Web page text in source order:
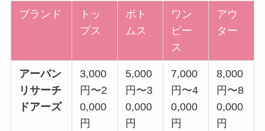
ブランド
トッ
プス
ボト
ムス
ワン
ピー
ス
アウ
ター
アーバン
リサーチ
ドアーズ
3,000
円〜2
0,000
円
5,000
円〜3
0,000
円
7,000
円〜4
0,000
円
8,000
円〜8
0,000
円